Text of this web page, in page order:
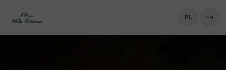
PL EN